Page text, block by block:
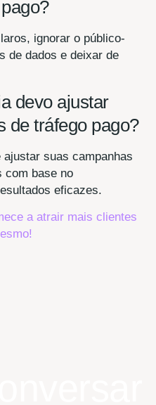
ignorar o público-
de dados e deixar de
devo ajustar
de tráfego pago?
suas campanhas
com base no
eficazes.
a atrair mais clientes